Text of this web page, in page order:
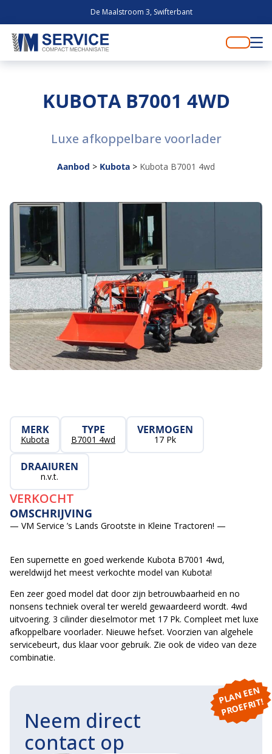
De Maalstroom 3, Swifterbant
KUBOTA B7001 4WD
Luxe afkoppelbare voorlader
Aanbod > Kubota > Kubota B7001 4wd
MERK
Kubota
TYPE
B7001 4wd
VERMOGEN
17 Pk
DRAAIUREN
n.v.t.
VERKOCHT
OMSCHRIJVING
— VM Service ’s Lands Grootste in Kleine Tractoren! —
Een supernette en goed werkende Kubota B7001 4wd,
wereldwijd het meest verkochte model van Kubota!
Een zeer goed model dat door zijn betrouwbaarheid en no
nonsens techniek overal ter wereld gewaardeerd wordt. 4wd
uitvoering. 3 cilinder dieselmotor met 17 Pk. Compleet met luxe
afkoppelbare voorlader. Nieuwe hefset. Voorzien van algehele
servicebeurt, dus klaar voor gebruik. Zie ook de video van deze
combinatie.
P
L
A
N
E
E
N
P
R
O
E
F
RI
T!
Neem direct
contact op